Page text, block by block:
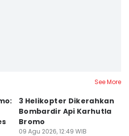
See More
3 Helikopter Dikerahkan
Bombardir Api Karhutla
Bromo
09 Agu 2026, 12:49 WIB